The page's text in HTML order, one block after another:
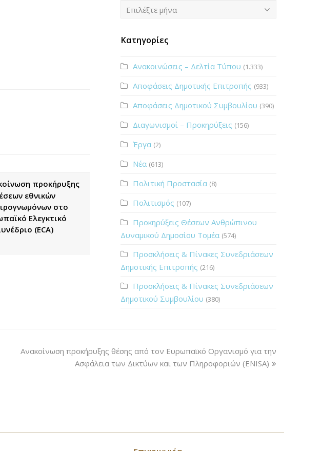
προκήρυξης
εθνικών
στο
Ελεγκτικό
(ECA)
Ιστορικό
Επιλέξτε μήνα
Κατηγορίες
Ανακοινώσεις – Δελτία Τύπου (1.333)
Αποφάσεις Δημοτικής Επιτροπής (933)
Αποφάσεις Δημοτικού Συμβουλίου (390)
Διαγωνισμοί – Προκηρύξεις (156)
Έργα (2)
Νέα (613)
Πολιτική Προστασία (8)
Πολιτισμός (107)
Προκηρύξεις Θέσεων Ανθρώπινου
Δυναμικού Δημοσίου Τομέα (574)
Προσκλήσεις & Πίνακες Συνεδριάσεων
Δημοτικής Επιτροπής (216)
Προσκλήσεις & Πίνακες Συνεδριάσεων
Δημοτικού Συμβουλίου (380)
Ανακοίνωση προκήρυξης θέσης από τον Ευρωπαϊκό Οργανισμό για την
Ασφάλεια των Δικτύων και των Πληροφοριών (ENISA)